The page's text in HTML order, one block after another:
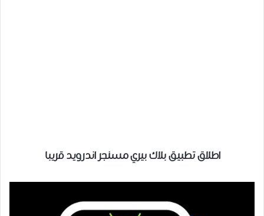
اطلاق تطبيق بلاك بيري مسنجر اندرويد قريبا